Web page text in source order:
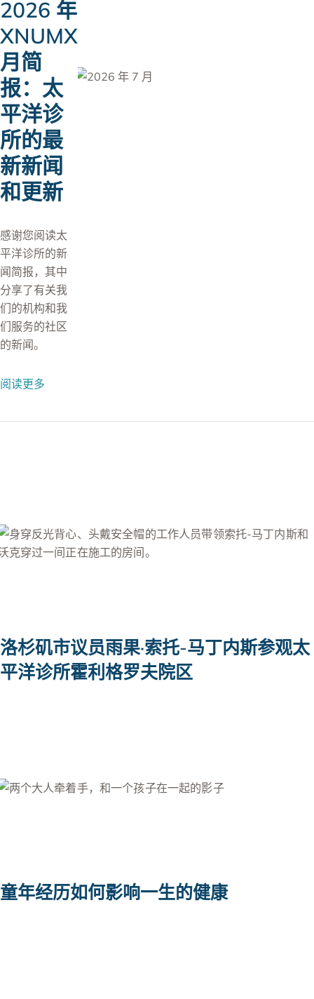
2026 年
XNUMX
月简
报：太
平洋诊
所的最
新新闻
和更新
感谢您阅读太
平洋诊所的新
闻简报，其中
分享了有关我
们的机构和我
们服务的社区
的新闻。
阅读更多
洛杉矶市议员雨果·索托-马丁内斯参观太
平洋诊所霍利格罗夫院区
童年经历如何影响一生的健康